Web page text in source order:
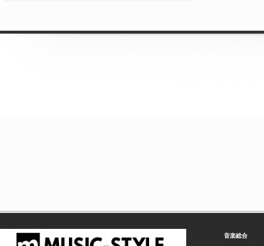
音楽総合